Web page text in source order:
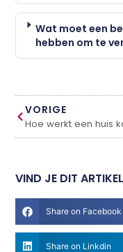
Wat moet een
hebben om te
VORIGE
VIND JE DIT
Share on Facebook
Share on Linkdin